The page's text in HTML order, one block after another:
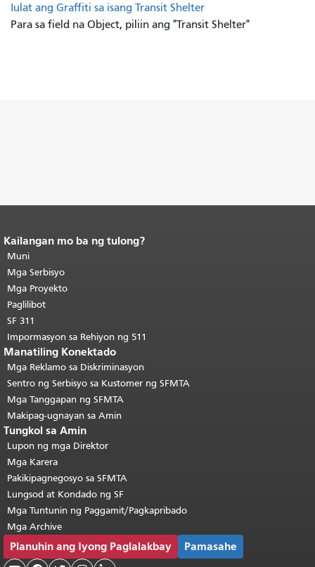
Iulat ang Graffiti sa isang Transit Shelter
Para sa field na Object, piliin ang "Transit Shelter"
Katapusan ng nilalaman ng
pahina.
pahinang ito ay nauulit sa bawat
pahina.Bumalik sa tuktok ng
pangunahing nilalaman
Kailangan mo ba ng tulong?
Muni
Mga Serbisyo
Mga Proyekto
Paglilibot
SF 311
Impormasyon sa Rehiyon ng 511
Manatiling Konektado
Mga Reklamo sa Diskriminasyon
Sentro ng Serbisyo sa Kustomer ng SFMTA
Mga Tanggapan ng SFMTA
Makipag-ugnayan sa Amin
Tungkol sa Amin
Lupon ng mga Direktor
Mga Karera
Pakikipagnegosyo sa SFMTA
Lungsod at Kondado ng SF
Mga Tuntunin ng Paggamit/Pagkapribado
Mga Archive
Planuhin ang Iyong Paglalakbay Pamasahe